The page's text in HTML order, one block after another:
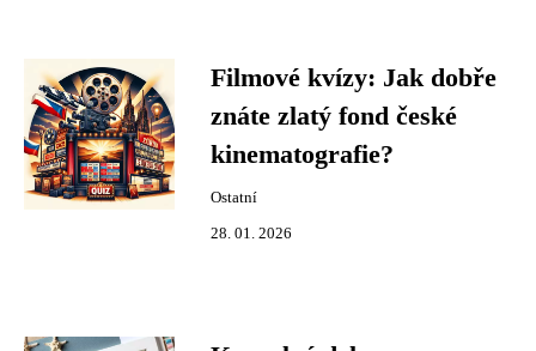
Filmové kvízy: Jak dobře
znáte zlatý fond české
kinematografie?
Ostatní
28. 01. 2026